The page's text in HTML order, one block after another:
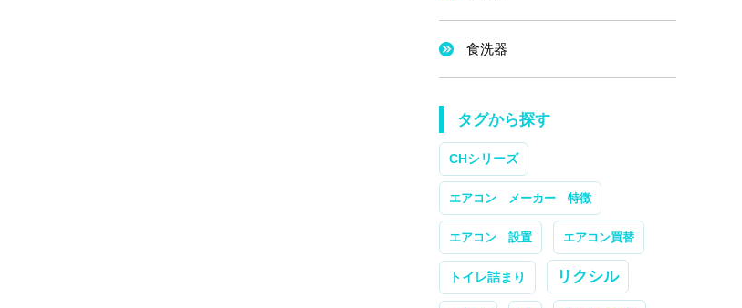
食洗器
タグから探す
CHシリーズ
エアコン メーカー 特徴
エアコン 設置 エアコン買替
トイレ詰まり リクシル